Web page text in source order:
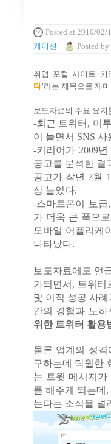
Posted at 2010/02/
케이션
Posted by
취업 포털 사이트 커
다’라는 제목으로 재
보도자료의 주요 요지
-최근 트위터 , 미
이 늘면서 SNS 사
-커리어가 2009년
공고를 분석한 결
공고가 작년 7월
상 늘었다.
-스마트폰이 보급,
가 더욱 큰 폭으
모바일 어플리케
나타났다.
보도자료에도 언
가되면서 , 트위터
및 이직 성공 사
간의 경험과 노
위한 트위터 활용
물론 업계의 성
구하는데 탁월한
는 트윗 메시지가
를 해주게 되는데 ,
는다는 소식을 널